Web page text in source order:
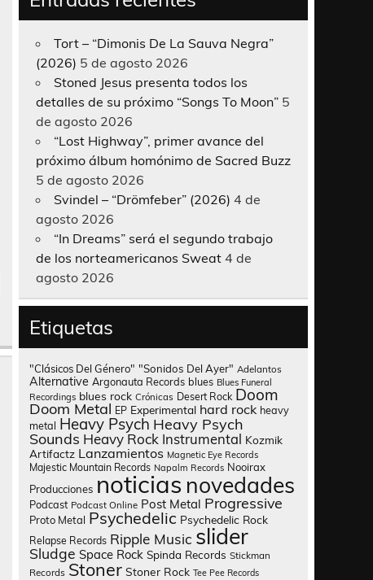
Tort – “Dimonis De La Sauva Negra”
(2026) 5 de agosto 2026
Stoned Jesus presenta todos los
detalles de su próximo “Songs To Moon” 5
de agosto 2026
“Lost Highway”, primer avance del
próximo álbum homónimo de Sacred Buzz
5 de agosto 2026
Svindel – “Drömfeber” (2026) 4 de
agosto 2026
“In Dreams” será el segundo trabajo
de los norteamericanos Sweat 4 de
agosto 2026
Etiquetas
"Clásicos Del Género" "Sonidos Del Ayer" Adelantos
Alternative Argonauta Records blues Blues Funeral
Recordings blues rock Crónicas Desert Rock Doom
Doom Metal EP Experimental hard rock heavy
metal Heavy Psych Heavy Psych
Sounds Heavy Rock Instrumental Kozmik
Artifactz Lanzamientos Magnetic Eye Records
Majestic Mountain Records Napalm Records Nooirax
Producciones noticias novedades
Podcast Podcast Online Post Metal Progressive
Proto Metal Psychedelic Psychedelic Rock
Relapse Records Ripple Music slider
Sludge Space Rock Spinda Records Stickman
Records Stoner Stoner Rock Tee Pee Records